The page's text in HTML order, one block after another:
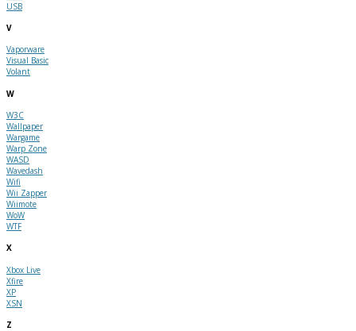
USB
V
Vaporware
Visual Basic
Volant
W
W3C
Wallpaper
Wargame
Warp Zone
WASD
Wavedash
Wifi
Wii Zapper
Wiimote
WoW
WTF
X
Xbox Live
Xfire
XP
XSN
Z